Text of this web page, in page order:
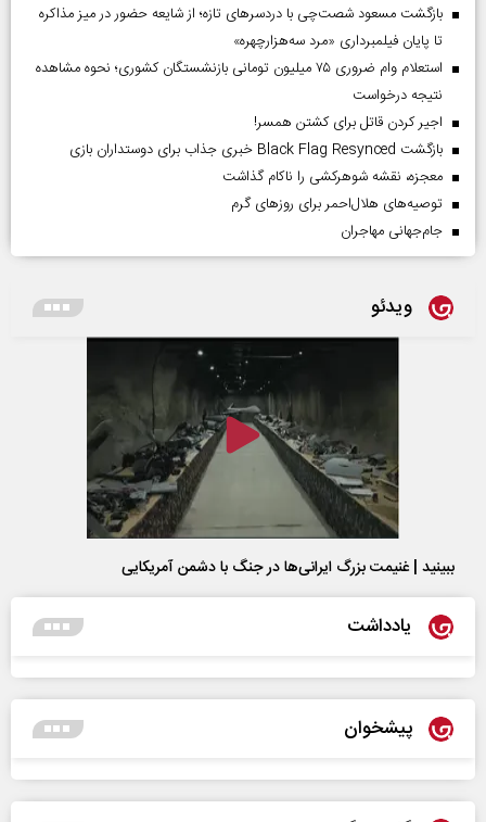
بازگشت مسعود شصت‌چی با دردسر‌های تازه؛ از شایعه حضور در میز مذاکره
تا پایان فیلمبرداری «مرد سه‌هزارچهره»
استعلام وام ضروری ۷۵ میلیون تومانی بازنشستگان کشوری؛ نحوه مشاهده
نتیجه درخواست
اجیر کردن قاتل برای کشتن همسر!
بازگشت Black Flag Resynced خبری جذاب برای دوستداران بازی
معجزه، نقشه شوهرکشی را ناکام گذاشت
توصیه‌های هلال‌احمر برای روز‌های گرم
جام‌جهانی مهاجران
ویدئو
ببینید | غنیمت بزرگ ایرانی‌ها در جنگ با دشمن آمریکایی
یادداشت
پیشخوان